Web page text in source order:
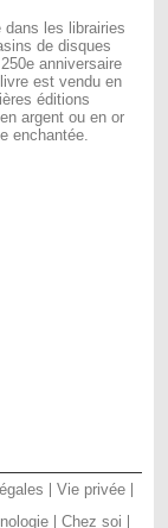
les librairies
de disques
anniversaire
est vendu en
éditions
argent ou en or
enchantée.
Vie privée
Chez soi